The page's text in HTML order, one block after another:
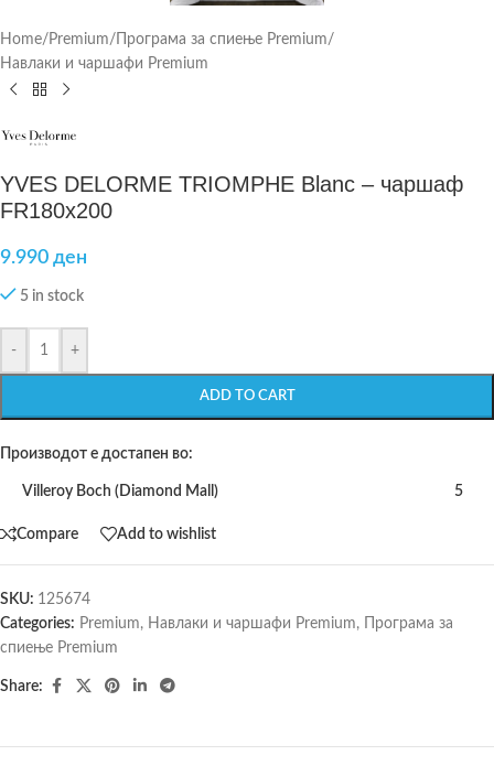
Home/ Premium/ Програма за спиење Premium/
Навлаки и чаршафи Premium
YVES DELORME TRIOMPHE Blanc – чаршаф
FR180х200
9.990 ден
5 in stock
- +
ADD TO CART
Производот е достапен во:
Villeroy Boch (Diamond Mall) 5
Compare Add to wishlist
SKU: 125674
Categories: Premium, Навлаки и чаршафи Premium,
Програма за
спиење Premium
Share: